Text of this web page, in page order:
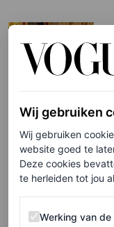
Wij gebruiken
Wij gebruiken
website goed te
Deze cookies
te herleiden tot jou
Werking van de
Werking van